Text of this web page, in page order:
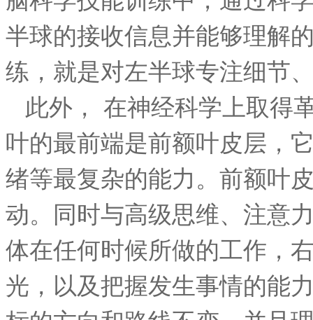
半球的接收信息并能够理解
练，就是对左半球专注细节
此外， 在神经科学上取得
叶的最前端是前额叶皮层，
绪等最复杂的能力。前额叶
动。同时与高级思维、注意
体在任何时候所做的工作，
光，以及把握发生事情的能